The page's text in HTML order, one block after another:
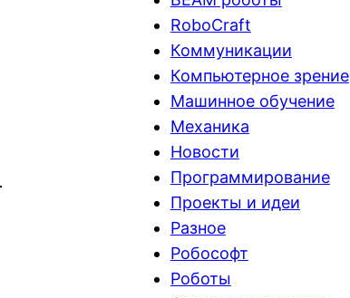
RoboCraft
Коммуникации
Компьютерное зрение
Машинное обучение
Механика
Новости
Программирование
Проекты и идеи
Разное
Робософт
Роботы